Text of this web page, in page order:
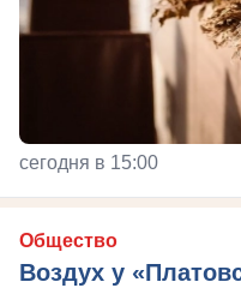
сегодня в 15:00
Общество
Воздух у